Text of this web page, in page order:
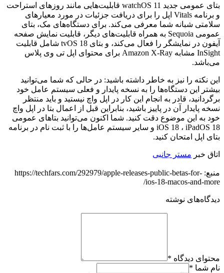
بتای عمومی جدید watchOS 11 قابلیت‌هایی مانند روزهای استراحت
و برنامه Vitals اپل را برای دریافت جزئیات در مورد معیارهای
سلامتی شبانه شما معرفی می‌کند. برای دستگاه‌های مک، بتای
عمومی Sequoia به همراه قابلیت‌های دیگر، قابلیت نمایش صفحه
آیفون در نمایشگر را فعال می‌کند، و بتای tvOS 18 شامل قابلیت
InSight مشابه Amazon X-Ray برای محتوای اپل تی وی پلاس
می‌باشد.
این نکته را نیز به خاطر داشته باشید: در حالی که شما می‌توانید
بیشتر این دستگاه‌ها را به نسخه پایدار و فعلی سیستم عامل خود
برگردانید، قادر به انجام این کار در اپل واچ نیستید و باید منتظر
نسخه پایدار آن در پاییز باشید، بنابراین قبل از اعمال بتا در اپل واچ
خود به این موضوع دقت کنید. شما اکنون می‌توانید بتاهای عمومی
iOS 18 ، iPadOS 18 و سایر سیستم عامل‌ها را با ثبت نام در برنامه
بتای اپل امتحان کنید.
اتاق خبر مستر جانبی
منبع: https://techfars.com/292979/apple-releases-public-betas-for-
ios-18-macos-and-more/
دیدگاه‌های نوشته
محتوای دیدگاه *
نام شما *